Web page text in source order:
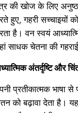
की खोज के लिए
हुए, गहरी सच्चाइयों
है। वन स्वयं
साधक चेतना की
अंतर्दृष्टि और
प्रतीकात्मक भाषा
को बढ़ावा देता है।